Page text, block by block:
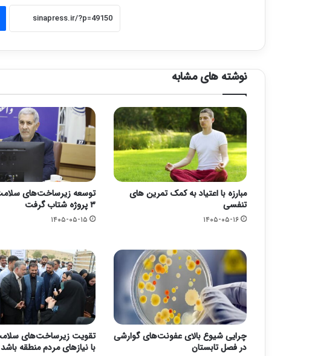
نوشته های مشابه
مبارزه با اعتیاد به کمک تمرین های
تنفسی
۱۴۰۵-۰۵-۱۶
توسعه زیرساخت‌های
۳ پروژه شتاب گرفت
۱۴۰۵-۰۵-۱۵
چرایی شیوع بالای عفونت‌های گوارشی
در فصل تابستان
تقویت زیرساخت‌های
با نیازهای مردم منطقه باشد